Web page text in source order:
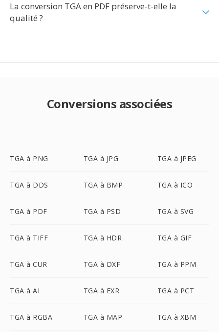
La conversion TGA en PDF préserve-t-elle la
qualité ?
Conversions associées
TGA à PNG TGA à JPG TGA à JPEG
TGA à DDS TGA à BMP TGA à ICO
TGA à PDF TGA à PSD TGA à SVG
TGA à TIFF TGA à HDR TGA à GIF
TGA à CUR TGA à DXF TGA à PPM
TGA à AI TGA à EXR TGA à PCT
TGA à RGBA TGA à MAP TGA à XBM